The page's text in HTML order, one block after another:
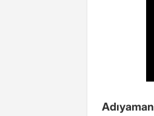
Adıyaman